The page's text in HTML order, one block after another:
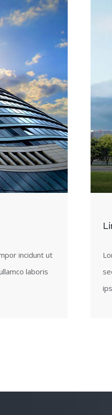
incidunt ut
laboris